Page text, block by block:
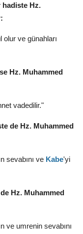
Hz.
ve günahları
Hz. Muhammed
vadedilir."
de Hz. Muhammed
sevabını ve Kabe'yi
Hz. Muhammed
ve umrenin sevabını